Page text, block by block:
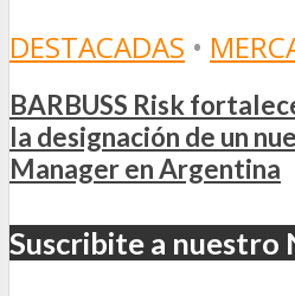
DESTACADAS •
BARBUSS Risk
la designación de un
Manager en Argentina
Suscribite a